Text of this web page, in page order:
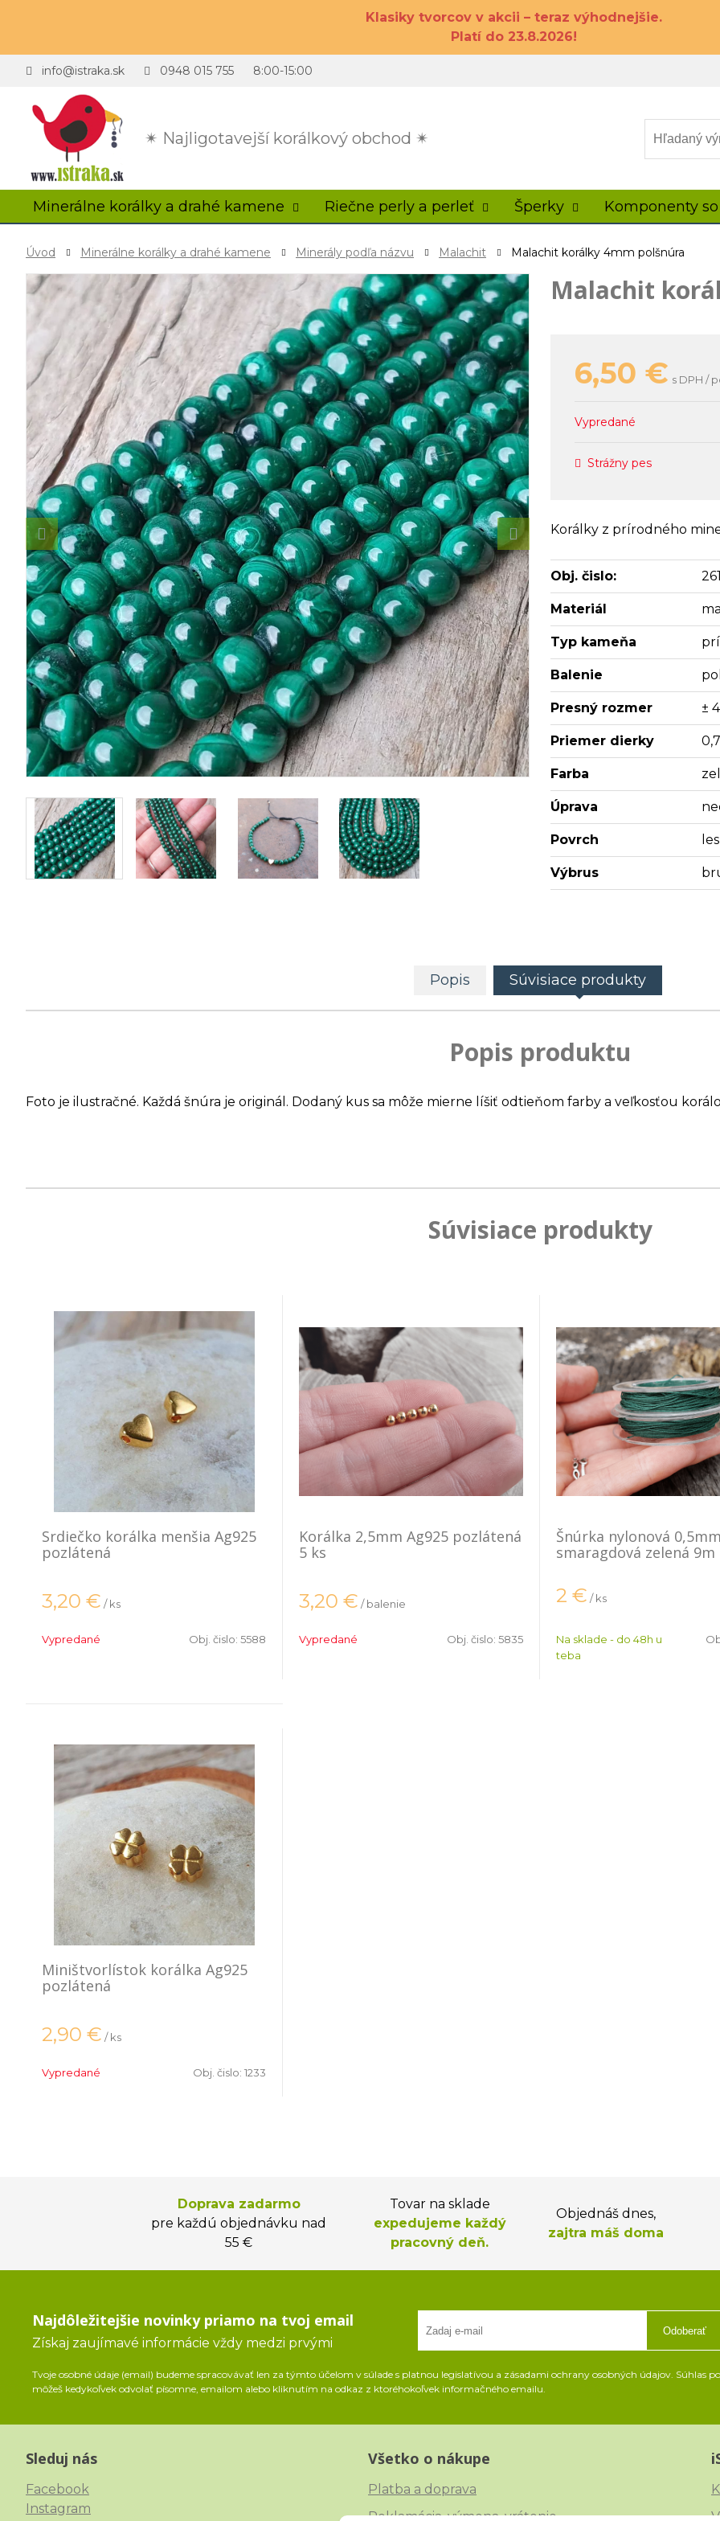
Klasiky tvorcov v akcii – teraz výhodnejšie.
Platí do 23.8.2026!
✴ Najligotavejší korálkový obchod ✴
info@istraka.sk 0948 015 755 8:00-15:00
Minerálne korálky a drahé kamene Riečne perly a perleť Šperky Komponenty
Úvod Minerálne korálky a drahé kamene Minerály podľa názvu Malachit Malachit korálky 4mm polšnúra
Malachit
6,50 € s DPH /
Vypredané
Strážny pes
Korálky z prírodného
Obj. čislo:
Materiál
Typ kameňa
Balenie
Presný rozmer ±
Priemer dierky
Farba
Úprava
Povrch
Výbrus
Popis Súvisiace produkty
Popis produktu
Foto je ilustračné. Každá šnúra je originál. Dodaný kus sa môže mierne líšiť odtieňom farby a veľkosťou
Súvisiace produkty
Srdiečko korálka menšia Ag925
pozlátená
3,20 € / ks
Vypredané Obj. čislo: 5588
Korálka 2,5mm Ag925 pozlátená
5 ks
3,20 € / balenie
Vypredané Obj. čislo: 5835
Šnúrka nylonová
smaragdová zelená 9m
2 € / ks
Na sklade - do 48h u
teba
Miništvorlístok korálka Ag925
pozlátená
2,90 € / ks
Vypredané Obj. čislo: 1233
Doprava zadarmo
pre každú objednávku nad
55 €
Tovar na sklade
expedujeme každý
pracovný deň.
Objednáš dnes,
zajtra máš doma
Najdôležitejšie novinky priamo na tvoj email
Získaj zaujímavé informácie vždy medzi prvými
Odoberať
Tvoje osobné údaje (email) budeme spracovávať len za týmto účelom v súlade s platnou legislatívou a zásadami ochrany osobných údajov. Súhlas
môžeš kedykoľvek odvolať písomne, emailom alebo kliknutím na odkaz z ktoréhokoľvek informačného emailu.
Sleduj nás
Facebook
Instagram
Všetko o nákupe
Platba a doprava
Reklamácia, výmena, vrátenie